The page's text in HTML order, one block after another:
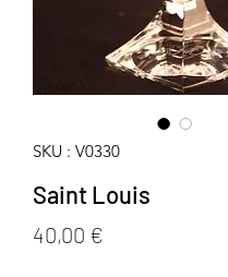
SKU : V0330
Saint Louis
40,00 €